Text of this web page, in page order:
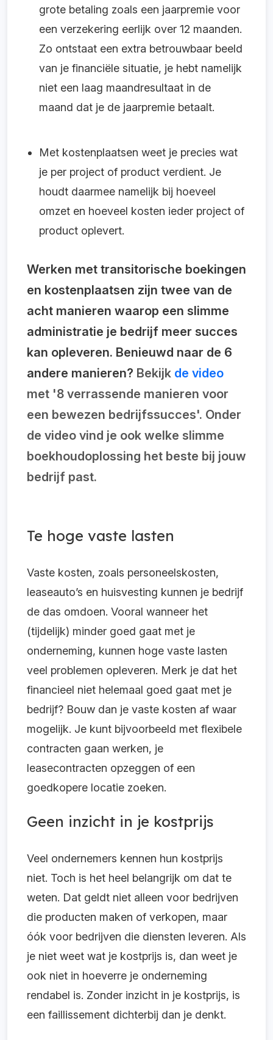
grote betaling zoals een jaarpremie voor
een verzekering eerlijk over 12 maanden.
Zo ontstaat een extra betrouwbaar beeld
van je financiële situatie, je hebt namelijk
niet een laag maandresultaat in de
maand dat je de jaarpremie betaalt.
Met kostenplaatsen weet je precies wat
je per project of product verdient. Je
houdt daarmee namelijk bij hoeveel
omzet en hoeveel kosten ieder project of
product oplevert.
Werken met transitorische boekingen
en kostenplaatsen zijn twee van de
acht manieren waarop een slimme
administratie je bedrijf meer succes
kan opleveren. Benieuwd naar de 6
andere manieren? Bekijk de video
met '8 verrassende manieren voor
een bewezen bedrijfssucces'. Onder
de video vind je ook welke slimme
boekhoudoplossing het beste bij jouw
bedrijf past.
Te hoge vaste lasten
Vaste kosten, zoals personeelskosten,
leaseauto’s en huisvesting kunnen je bedrijf
de das omdoen. Vooral wanneer het
(tijdelijk) minder goed gaat met je
onderneming, kunnen hoge vaste lasten
veel problemen opleveren. Merk je dat het
financieel niet helemaal goed gaat met je
bedrijf? Bouw dan je vaste kosten af waar
mogelijk. Je kunt bijvoorbeeld met flexibele
contracten gaan werken, je
leasecontracten opzeggen of een
goedkopere locatie zoeken.
Geen inzicht in je kostprijs
Veel ondernemers kennen hun kostprijs
niet. Toch is het heel belangrijk om dat te
weten. Dat geldt niet alleen voor bedrijven
die producten maken of verkopen, maar
óók voor bedrijven die diensten leveren. Als
je niet weet wat je kostprijs is, dan weet je
ook niet in hoeverre je onderneming
rendabel is. Zonder inzicht in je kostprijs, is
een faillissement dichterbij dan je denkt.